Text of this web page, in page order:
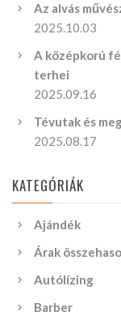
Az alvás
2025.10.03
A középkorú
terhei
2025.09.16
Tévutak és
2025.08.17
KATEGÓRIÁK
Ajándék
Árak
Autólízing
Barber